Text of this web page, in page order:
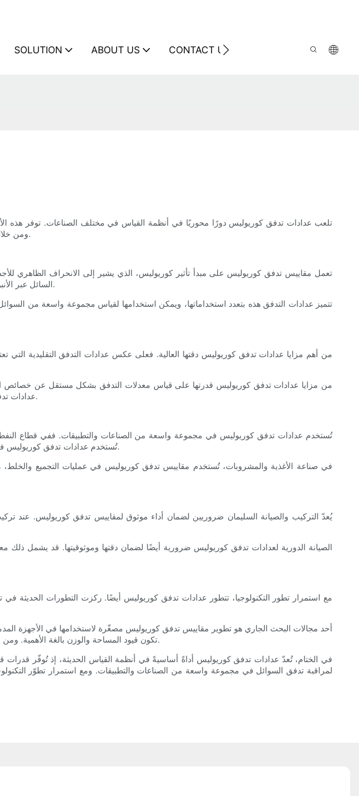
SOLUTION ABOUT US CONTACT US
تلعب عدادات تدفق كوريوليس دورًا محوريًا في أنظمة القياس في مختلف الصناعات. توفر هذه
ومن خلال الاستفادة من تأثير كوريوليس، توفر هذه العدادات طريقة فريدة وفعالة لقياس معدلات التدفق، حتى في الظروف الصعبة.
تعمل مقاييس تدفق كوريوليس على مبدأ تأثير كوريوليس، الذي يشير إلى الانحراف الظاهري
السائل عبر الأنبوب، يلتوي الأنبوب، مما يُحدث انزياحًا طوريًا. بقياس هذا الانزياح، يُمكن لمقياس التدفق تحديد معدل تدفق كتلة السائل بدقة.
تتميز عدادات التدفق هذه بتعدد استخداماتها، ويمكن استخدامها لقياس مجموعة واسعة من
من أهم مزايا عدادات تدفق كوريوليس دقتها العالية. فعلى عكس عدادات التدفق التقليدية
من مزايا عدادات تدفق كوريوليس قدرتها على قياس معدلات التدفق بشكل مستقل عن خصائص
عدادات تدفق كوريوليس قادرة على توفير قياسات دقيقة حتى في ظل ظروف التشغيل المتغيرة، مما يضمن أداءً ثابتًا مع مرور الوقت.
تُستخدم عدادات تدفق كوريوليس في مجموعة واسعة من الصناعات والتطبيقات. ففي قطاع النفط
تُستخدم عدادات تدفق كوريوليس في المعالجة الكيميائية لمراقبة تدفق المواد الكيميائية المسببة للتآكل أو الخطرة، حيث تُعدّ الدقة والموثوقية أمرًا بالغ الأهمية.
في صناعة الأغذية والمشروبات، تُستخدم مقاييس تدفق كوريوليس في عمليات التجميع
يُعدّ التركيب والصيانة السليمان ضروريين لضمان أداء موثوق لمقاييس تدفق كوريوليس. عند
الصيانة الدورية لعدادات تدفق كوريوليس ضرورية أيضًا لضمان دقتها وموثوقيتها. قد يشمل ذلك
مع استمرار تطور التكنولوجيا، تتطور عدادات تدفق كوريوليس أيضًا. ركزت التطورات الحديثة
أحد مجالات البحث الجاري هو تطوير مقاييس تدفق كوريوليس مصغّرة لاستخدامها في الأجهزة
تكون قيود المساحة والوزن بالغة الأهمية. ومن خلال تصغير مقاييس تدفق كوريوليس، يهدف الباحثون إلى الاستفادة من فوائد هذه التقنية في الصناعات والتطبيقات الجديدة.
في الختام، تُعدّ عدادات تدفق كوريوليس أداةً أساسيةً في أنظمة القياس الحديثة، إذ تُوفّر قدرات
لمراقبة تدفق السوائل في مجموعة واسعة من الصناعات والتطبيقات. ومع استمرار تطوّر